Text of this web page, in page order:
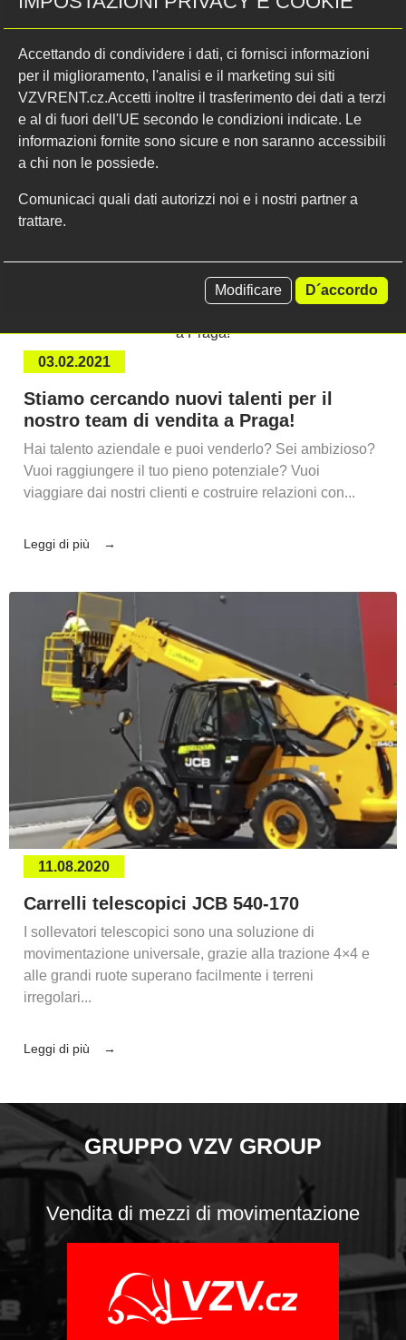
GPS 50.1233308N, 14.6094886E
far vedere sulla carta
Ultime notizie
03.02.2021
Stiamo cercando nuovi talenti per il
nostro team di vendita a Praga!
Hai talento aziendale e puoi venderlo? Sei ambizioso?
Vuoi raggiungere il tuo pieno potenziale? Vuoi
viaggiare dai nostri clienti e costruire relazioni con...
Leggi di più
11.08.2020
Carrelli telescopici JCB 540-170
I sollevatori telescopici sono una soluzione di
movimentazione universale, grazie alla trazione 4×4 e
alle grandi ruote superano facilmente i terreni
irregolari...
Leggi di più
GRUPPO VZV GROUP
Vendita di mezzi di movimentazione
Accettando di condividere i dati, ci fornisci informazioni
per il miglioramento, l'analisi e il marketing sui siti
VZVRENT.cz.Accetti inoltre il trasferimento dei dati a terzi
e al di fuori dell'UE secondo le condizioni indicate. Le
informazioni fornite sono sicure e non saranno accessibili
a chi non le possiede.
Comunicaci quali dati autorizzi noi e i nostri partner a
trattare.
Modificare D´accordo